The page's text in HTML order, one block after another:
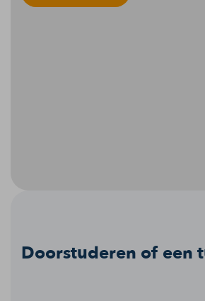
Doorstuderen of een